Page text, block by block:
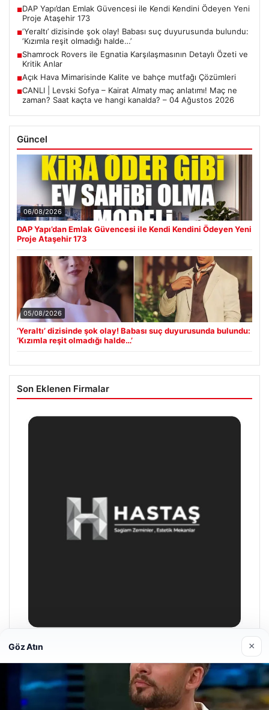
■DAP Yapı’dan Emlak Güvencesi ile Kendi Kendini Ödeyen Yeni
Proje Ataşehir 173
■‘Yeraltı’ dizisinde şok olay! Babası suç duyurusunda bulundu:
‘Kızımla reşit olmadığı halde…’
■Shamrock Rovers ile Egnatia Karşılaşmasının Detaylı Özeti ve
Kritik Anlar
■Açık Hava Mimarisinde Kalite ve bahçe mutfağı Çözümleri
■CANLI | Levski Sofya – Kairat Almaty maç anlatımı! Maç ne
zaman? Saat kaçta ve hangi kanalda? – 04 Ağustos 2026
Güncel
06/08/2026
DAP Yapı’dan Emlak Güvencesi ile Kendi Kendini Ödeyen Yeni
Proje Ataşehir 173
05/08/2026
‘Yeraltı’ dizisinde şok olay! Babası suç duyurusunda bulundu:
‘Kızımla reşit olmadığı halde…’
Son Eklenen Firmalar
Hastaş Beton
Göz Atın ×